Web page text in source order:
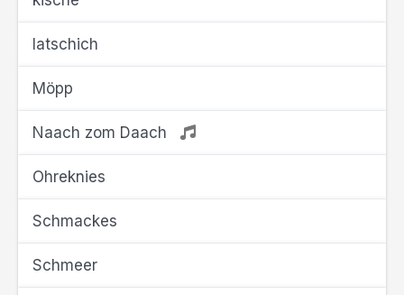
latschich
Möpp
Naach zom Daach
Ohreknies
Schmackes
Schmeer